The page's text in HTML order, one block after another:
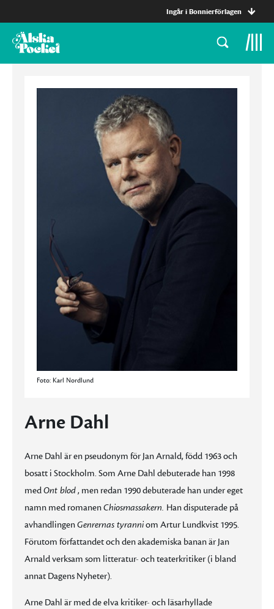
Ingår i Bonnierförlagen
Foto: Karl Nordlund
Arne Dahl
Arne Dahl är en pseudonym för Jan Arnald, född 1963 och
bosatt i Stockholm. Som Arne Dahl debuterade han 1998
medOnt blod, men redan 1990 debuterade han under eget
namn med romanenChiosmassakern. Han disputerade på
avhandlingenGenrernas tyranniom Artur Lundkvist 1995.
Förutom författandet och den akademiska banan är Jan
Arnald verksam som litteratur- och teaterkritiker (i bland
annat Dagens Nyheter).
Arne Dahl är med de elva kritiker- och läsarhyllade